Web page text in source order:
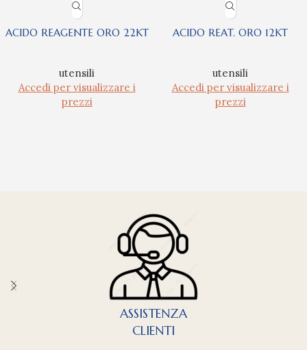
ACIDO REAGENTE ORO 22KT
utensili
Accedi per visualizzare i
prezzi
ACIDO REAT. ORO 12KT
utensili
Accedi per visualizzare i
prezzi
ASSISTENZA
CLIENTI